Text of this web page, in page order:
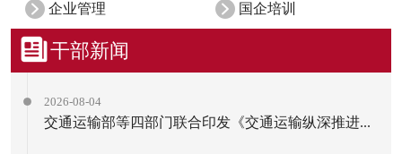
企业管理 国企培训
干部新闻
2026-08-04
交通运输部等四部门联合印发《交通运输纵深推进...